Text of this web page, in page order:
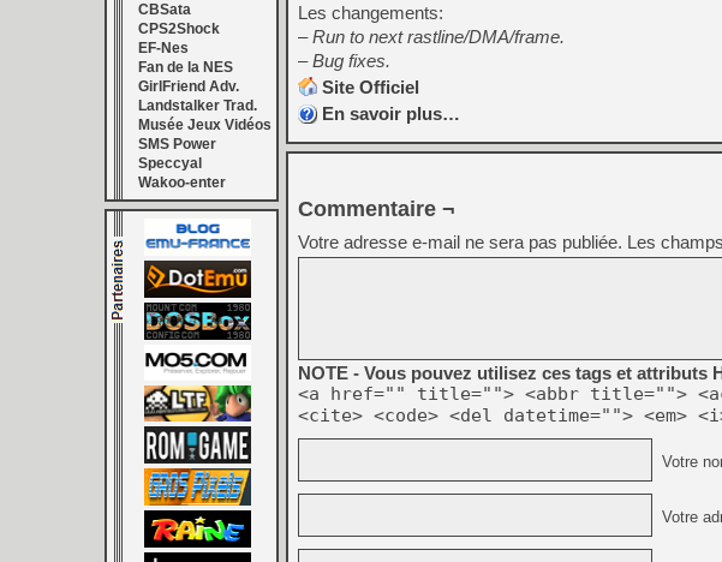
CBSata
CPS2Shock
EF-Nes
Fan de la NES
GirlFriend Adv.
Landstalker Trad.
Musée Jeux Vidéos
SMS Power
Speccyal
Wakoo-enter
Les changements:
– Run to next rastline/DMA/frame.
– Bug fixes.
Site Officiel
En savoir plus…
Commentaire ¬
Votre adresse e-mail ne sera pas publiée. Les
NOTE - Vous pouvez utilisez ces tags et attributs
<a href="" title=""> <abbr title="">
<cite> <code> <del datetime=""> <em>
Votre
Votre